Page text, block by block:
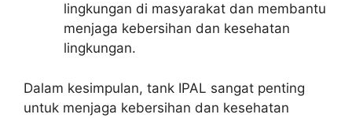
lingkungan di masyarakat dan membantu
menjaga kebersihan dan kesehatan
lingkungan.
Dalam kesimpulan, tank IPAL sangat penting
untuk menjaga kebersihan dan kesehatan